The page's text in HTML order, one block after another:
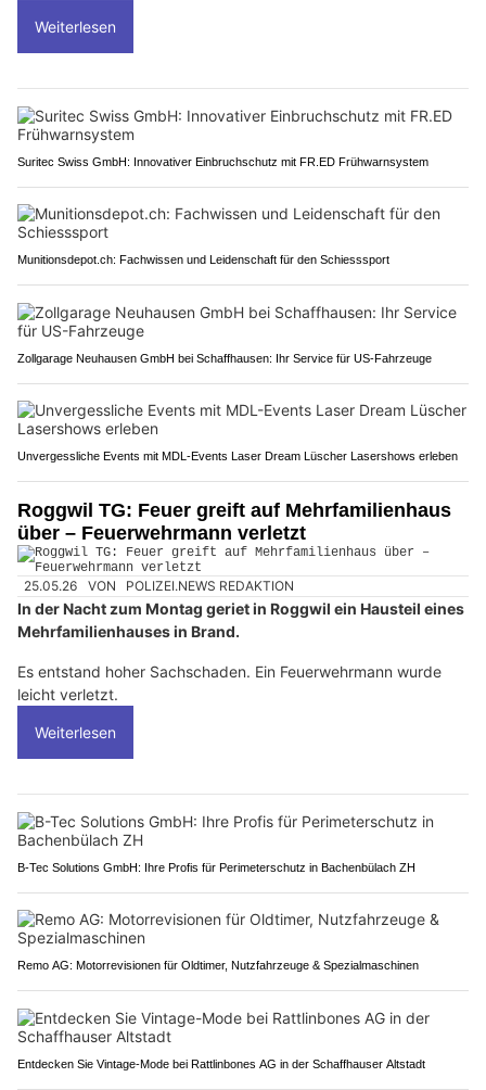
Weiterlesen
Suritec Swiss GmbH: Innovativer Einbruchschutz mit FR.ED Frühwarnsystem
Munitionsdepot.ch: Fachwissen und Leidenschaft für den Schiesssport
Zollgarage Neuhausen GmbH bei Schaffhausen: Ihr Service für US-Fahrzeuge
Unvergessliche Events mit MDL-Events Laser Dream Lüscher Lasershows erleben
Roggwil TG: Feuer greift auf Mehrfamilienhaus
über – Feuerwehrmann verletzt
25.05.26 VON POLIZEI.NEWS REDAKTION
In der Nacht zum Montag geriet in Roggwil ein Hausteil eines
Mehrfamilienhauses in Brand.
Es entstand hoher Sachschaden. Ein Feuerwehrmann wurde
leicht verletzt.
Weiterlesen
B-Tec Solutions GmbH: Ihre Profis für Perimeterschutz in Bachenbülach ZH
Remo AG: Motorrevisionen für Oldtimer, Nutzfahrzeuge & Spezialmaschinen
Entdecken Sie Vintage-Mode bei Rattlinbones AG in der Schaffhauser Altstadt